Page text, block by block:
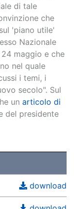
di tale
che
'piano utile'
Nazionale
24 maggio e che
nel quale
i temi, i
secolo". Sul
un articolo di
del presidente
download